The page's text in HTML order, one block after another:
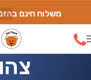
משלוח חינם בהזמנה